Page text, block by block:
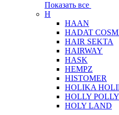
Показать все
H
HAAN
HADAT
HAIR SEKTA
HAIRWAY
HASK
HEMPZ
HISTOMER
HOLIKA
HOLLY POLLY
HOLY LAND